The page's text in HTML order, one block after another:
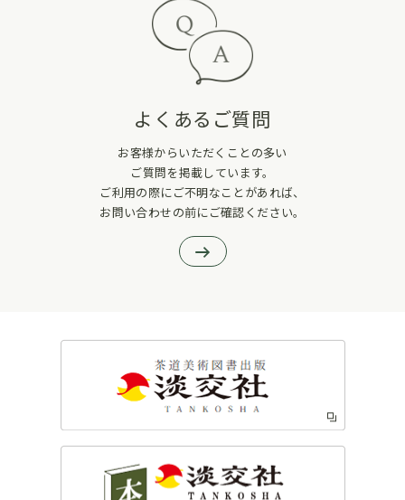
よくあるご質問
お客様からいただくことの多い
ご質問を掲載しています。
ご利用の際にご不明なことがあれば、
お問い合わせの前にご確認ください。